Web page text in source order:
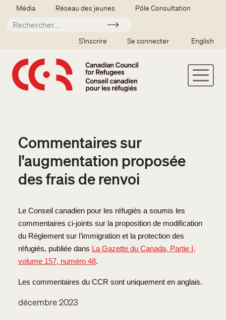
Aller au contenu principal
Secondary menu
Média Réseau des jeunes Pôle Consultation
Soumettre
SSO user menu
S'inscrire Se connecter English
Commentaires sur
l'augmentation proposée
des frais de renvoi
Le Conseil canadien pour les réfugiés a soumis les
commentaires ci-joints sur la proposition de modification
du Règlement sur l’immigration et la protection des
réfugiés, publiée dans La Gazette du Canada, Partie I,
volume 157, numéro 48.
Les commentaires du CCR sont uniquement en anglais.
décembre 2023